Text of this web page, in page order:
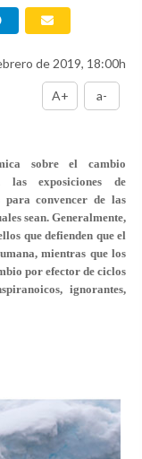
de 2019, 18:00h
A+ a-
sobre el cambio
las exposiciones de
para convencer de las
sean. Generalmente,
que defienden que el
mientras que los
por efector de ciclos
ignorantes,